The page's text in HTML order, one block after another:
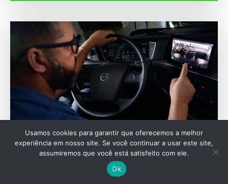
Motoristas brasileiros lideram confiança ao
Usamos cookies para garantir que oferecemos a melhor
experiência em nosso site. Se você continuar a usar este site,
assumiremos que você está satisfeito com ele.
Ok